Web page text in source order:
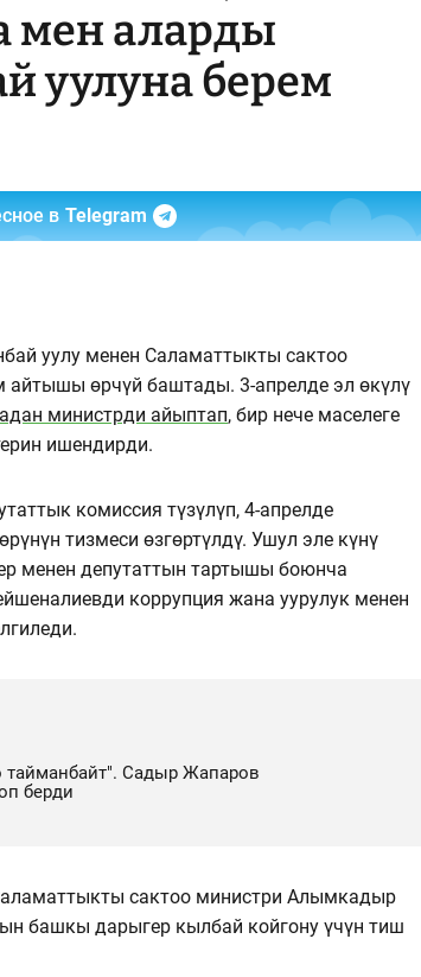
мен аларды
уулуна берем
в Telegram
уулу менен Саламаттыкты сактоо
өрчүй баштады. 3-апрелде эл өкүлү
министрди айыптап, бир нече маселеге
ишендирди.
комиссия түзүлүп, 4-апрелде
тизмеси өзгөртүлдү. Ушул эле күнү
менен депутаттын тартышы боюнча
коррупция жана уурулук менен
Садыр Жапаров
берди
сактоо министри Алымкадыр
башкы дарыгер кылбай койгону үчүн тиш